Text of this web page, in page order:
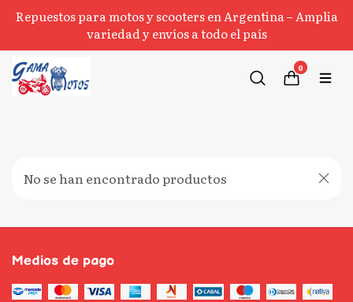
Repuestos para motos y scooters en Argentina – Amplia
variedad y envíos a todo el país
0
No se han encontrado productos
Medios de pago